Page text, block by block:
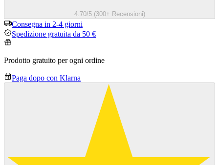
4.70/5 (300+ Recensioni)
Consegna in 2-4 giorni
Spedizione gratuita da 50 €
Prodotto gratuito per ogni ordine
Paga dopo con Klarna